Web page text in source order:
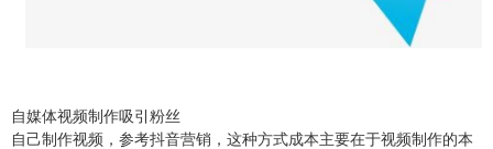
自媒体视频制作吸引粉丝
自己制作视频，参考抖音营销，这种方式成本主要在于视频制作的本